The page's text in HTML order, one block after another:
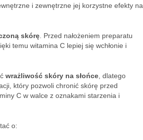
i zewnętrzne jej korzystne efekty na
skórę . Przed nałożeniem preparatu
temu witamina C lepiej się wchłonie i
wrażliwość skóry na słońce , dlatego
który pozwoli chronić skórę przed
C w walce z oznakami starzenia i
o: